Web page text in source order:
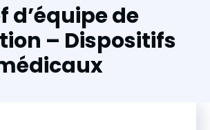
d’équipe de
– Dispositifs